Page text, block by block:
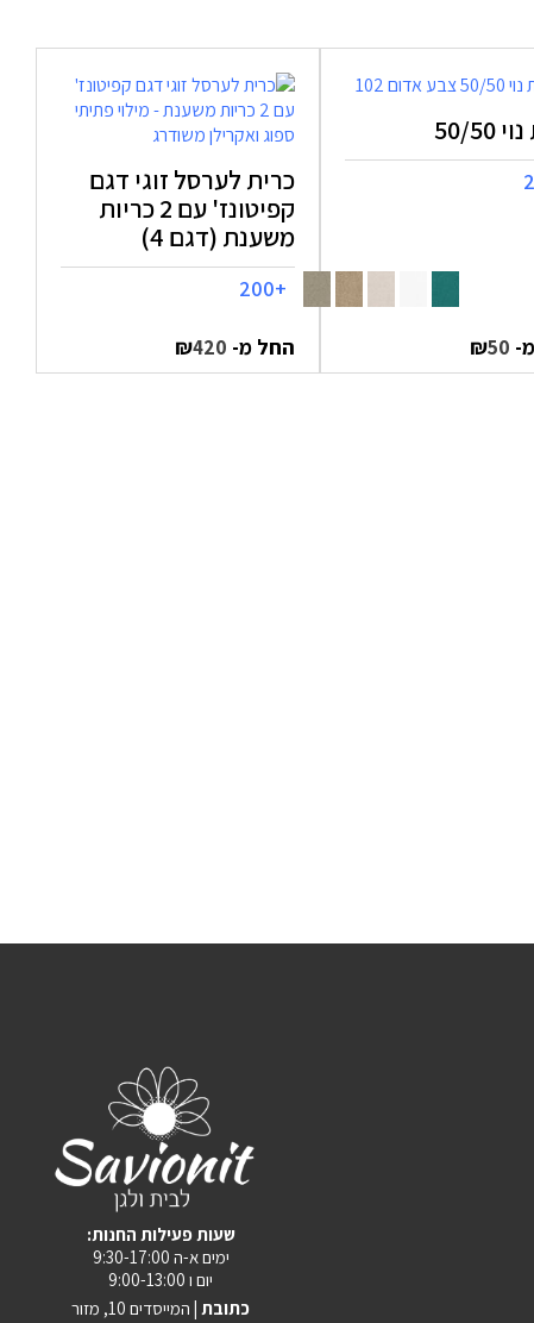
50
₪50
כרית לערסל זוגי דגם
קפיטונז' עם 2 כריות
משענת (דגם 4)
+200
החל מ- ₪420
:שעות פעילות החנות
ימים א-ה 9:30-17:00
יום ו 9:00-13:00
כתובת | המייסדים 10, מזור